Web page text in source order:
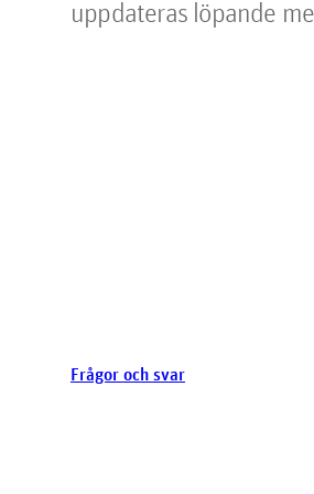
uppdateras löpande
Frågor och svar